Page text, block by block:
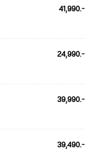
41,990.-
24,990.-
39,990.-
39,490.-